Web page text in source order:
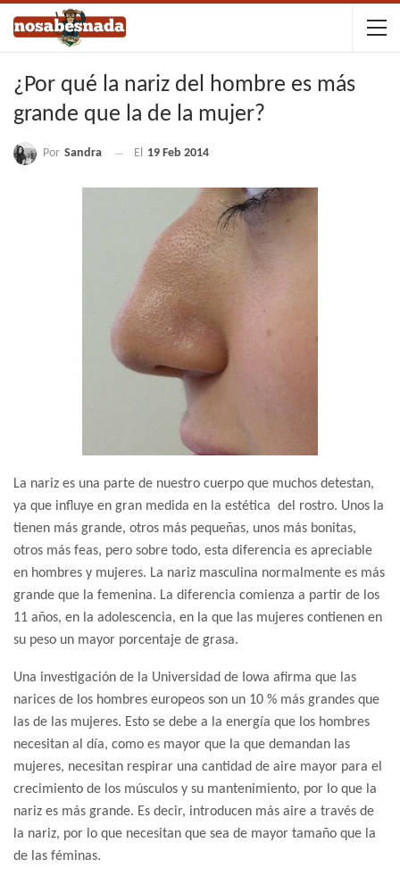
¿Por qué la nariz del hombre es más
grande que la de la mujer?
Por Sandra El 19 Feb 2014
La nariz es una parte de nuestro cuerpo que muchos detestan,
ya que influye en gran medida en la estética del rostro. Unos la
tienen más grande, otros más pequeñas, unos más bonitas,
otros más feas, pero sobre todo, esta diferencia es apreciable
en hombres y mujeres. La nariz masculina normalmente es más
grande que la femenina. La diferencia comienza a partir de los
11 años, en la adolescencia, en la que las mujeres contienen en
su peso un mayor porcentaje de grasa.
Una investigación de la Universidad de Iowa afirma que las
narices de los hombres europeos son un 10 % más grandes que
las de las mujeres. Esto se debe a la energía que los hombres
necesitan al día, como es mayor que la que demandan las
mujeres, necesitan respirar una cantidad de aire mayor para el
crecimiento de los músculos y su mantenimiento, por lo que la
nariz es más grande. Es decir, introducen más aire a través de
la nariz, por lo que necesitan que sea de mayor tamaño que la
de las féminas.